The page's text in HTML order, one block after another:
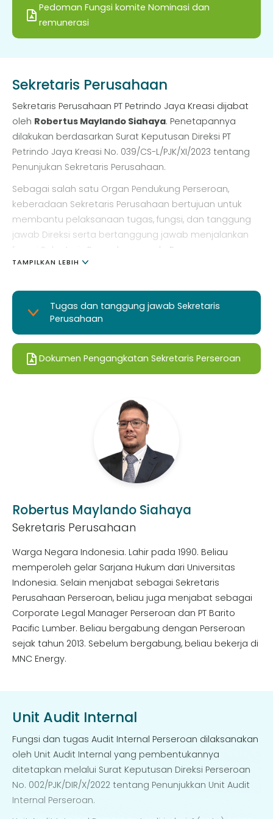
penetapan dan pemberian imbalan kepada anggota
Direksi dan anggota Dewan Komisaris berdasarkan
Pedoman Fungsi komite Nominasi dan
remunerasi
Sekretaris Perusahaan
Sekretaris Perusahaan PT Petrindo Jaya Kreasi dijabat
oleh Robertus Maylando Siahaya. Penetapannya
dilakukan berdasarkan Surat Keputusan Direksi PT
Petrindo Jaya Kreasi No. 039/CS-L/PJK/XI/2023 tentang
Penunjukan Sekretaris Perusahaan.
Sebagai salah satu Organ Pendukung Perseroan,
keberadaan Sekretaris Perusahaan bertujuan untuk
membantu pelaksanaan tugas, fungsi, dan tanggung
jawab Direksi serta bertanggung jawab menjalankan
fungsi Sekretaris Perusahaan pada Perseroan.
Sekretaris Perusahaan juga bertanggung jawab
melaksanakan Tata Kelola Perusahaan yang Baik pada
Perseroan.
TAMPILKAN LEBIH
Tugas dan tanggung jawab Sekretaris
Perusahaan
Dokumen Pengangkatan Sekretaris Perseroan
Robertus Maylando Siahaya
Sekretaris Perusahaan
Warga Negara Indonesia. Lahir pada 1990. Beliau
memperoleh gelar Sarjana Hukum dari Universitas
Indonesia. Selain menjabat sebagai Sekretaris
Perusahaan Perseroan, beliau juga menjabat sebagai
Corporate Legal Manager Perseroan dan PT Barito
Pacific Lumber. Beliau bergabung dengan Perseroan
sejak tahun 2013. Sebelum bergabung, beliau bekerja di
MNC Energy.
Unit Audit Internal
Fungsi dan tugas Audit Internal Perseroan dilaksanakan
oleh Unit Audit Internal yang pembentukannya
ditetapkan melalui Surat Keputusan Direksi Perseroan
No. 002/PJK/DIR/X/2022 tentang Penunjukkan Unit Audit
Internal Perseroan.